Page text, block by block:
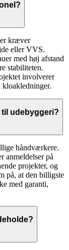
kræver
eller VVS.
med høj afstand
stabiliteten.
involverer
udebyggeri?
håndværkere.
anmeldelser på
projekter, og
på, at den billigste
med garanti,